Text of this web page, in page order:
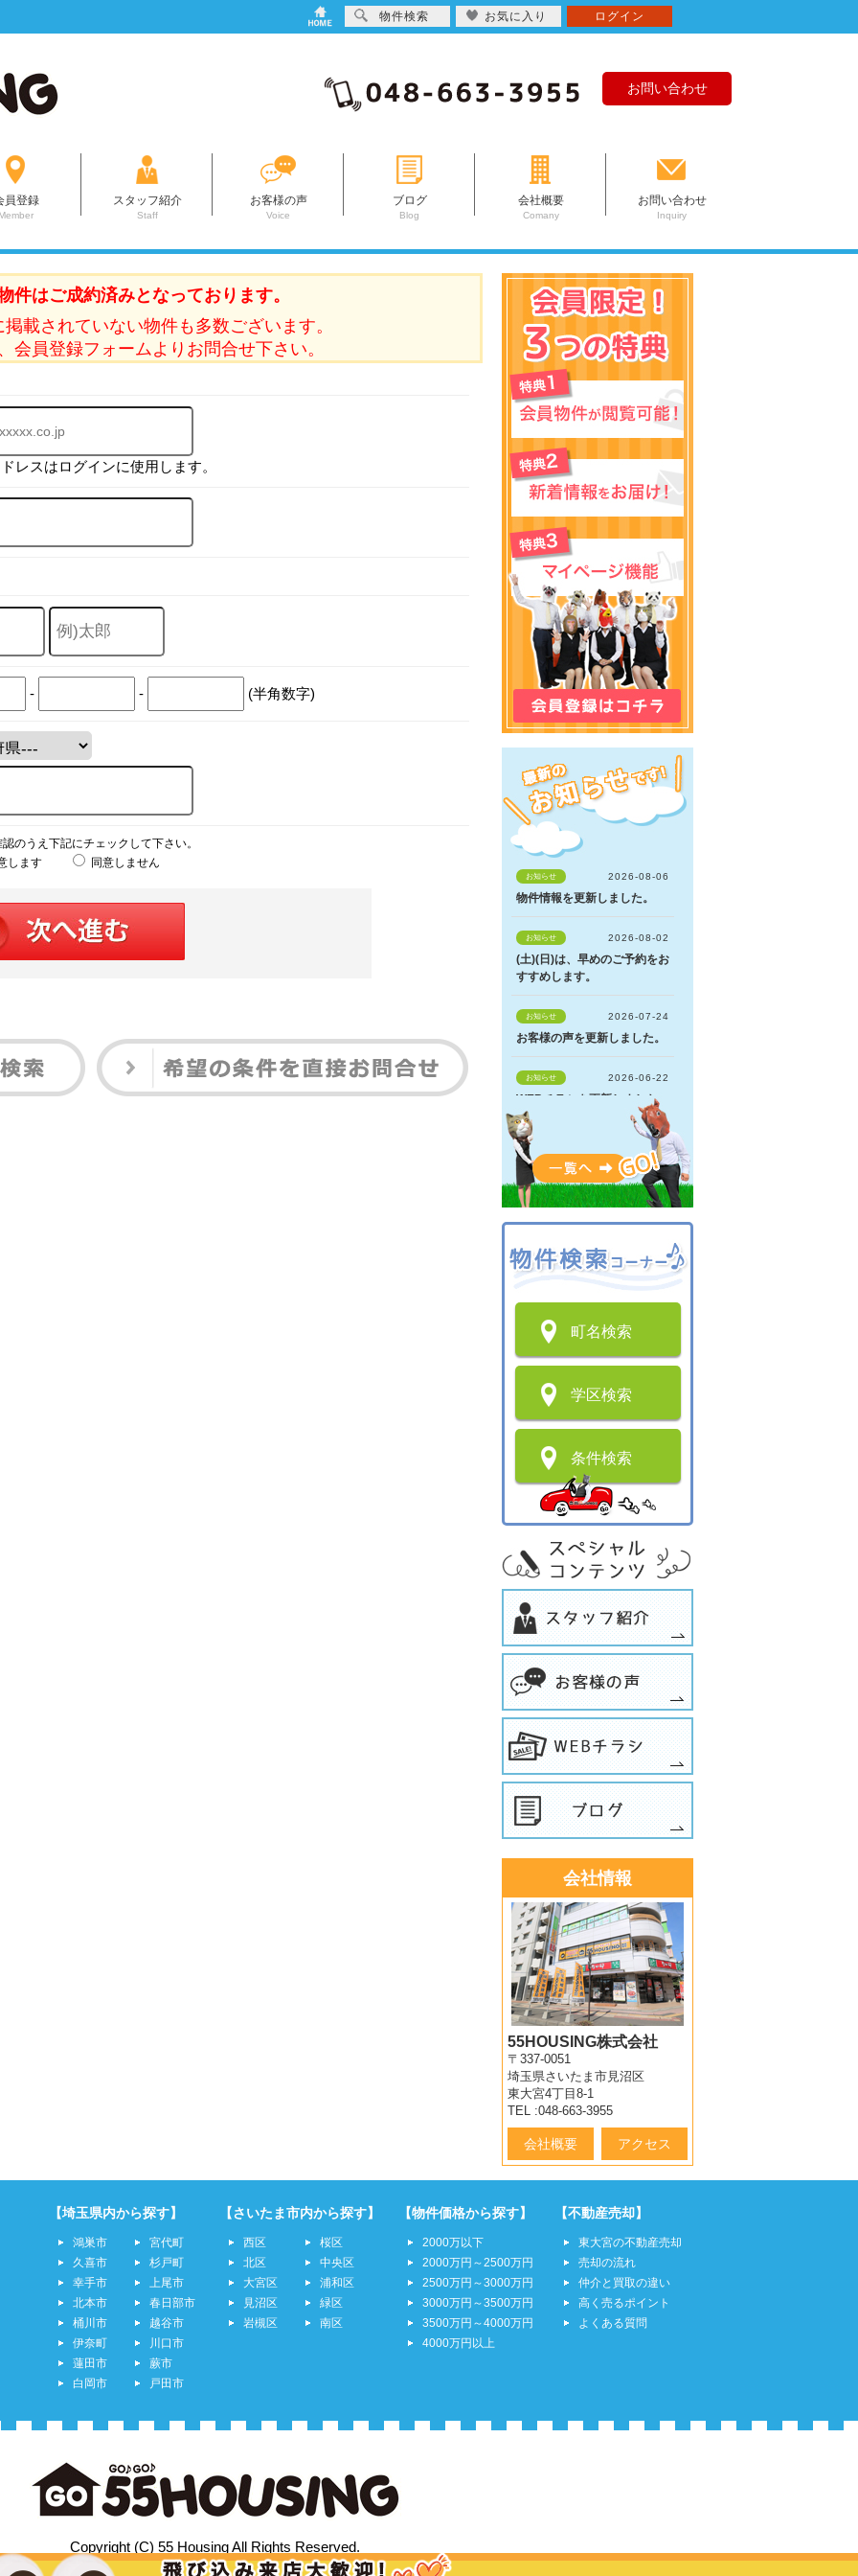
お問い合わせ
員登録 スタッフ紹介
Staff
お客様の声
Voice
ブログ
Blog
会社概要
Comany
お問い合わせ
Inquiry
件はご成約済みとなっております。
載されていない物件も多数ございます。
会員登録フォームよりお問合せ下さい。
レスはログインに使用します。
- - (半角数字)
のうえ下記にチェックして下さい。
します
同意しません
町名検索
学区検索
条件検索
会社情報
55HOUSING株式会社
〒337-0051
埼玉県さいたま市見沼区
東大宮4丁目8-1
TEL :048-663-3955
会社概要 アクセス
【埼玉県内から探す】
鴻巣市
久喜市
幸手市
北本市
桶川市
伊奈町
蓮田市
白岡市
宮代町
杉戸町
上尾市
春日部市
越谷市
川口市
蕨市
戸田市
【さいたま市内から探す】
西区
北区
大宮区
見沼区
岩槻区
桜区
中央区
浦和区
緑区
南区
【物件価格から探す】
2000万以下
2000万円～2500万円
2500万円～3000万円
3000万円～3500万円
3500万円～4000万円
4000万円以上
【不動産売却】
東大宮の不動産売却
売却の流れ
仲介と買取の違い
高く売るポイント
よくある質問
Copyright (C) 55 Housing All Rights Reserved.
物件検索 お気に入り ログイン